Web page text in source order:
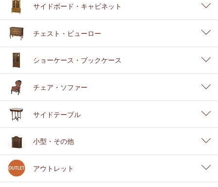
サイドボード・キャビネット
チェスト・ビューロー
ショーケース・ブックケース
チェア・ソファー
サイドテーブル
小型・その他
アウトレット